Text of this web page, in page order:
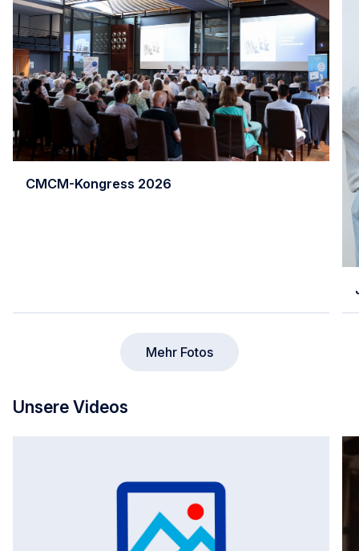
CMCM-Kongress 2026
Mehr Fotos
Unsere Videos